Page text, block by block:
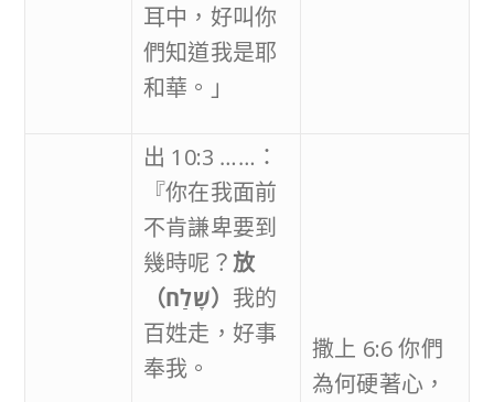
耳中，好叫你
們知道我是耶
和華。」
出 10:3 ……：
『你在我面前
不肯謙卑要到
幾時呢？放
（שָׁלַח） 我的
百姓走，好事
奉我。
撒上 6:6 你們
為何硬著心，